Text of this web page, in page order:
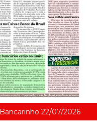
Bancarinho 22/07/2026